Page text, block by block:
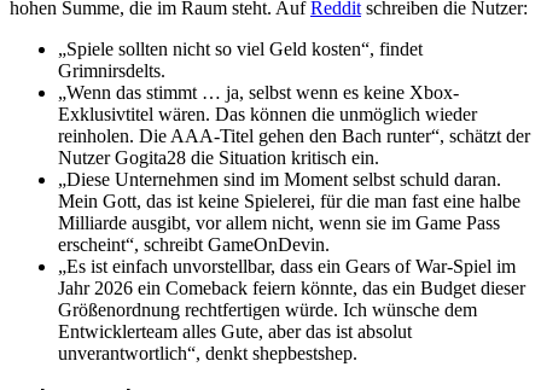
hohen Summe, die im Raum steht. AufReddit schreiben die Nutzer:
„Spiele sollten nicht so viel Geld kosten“, findet
Grimnirsdelts.
„Wenn das stimmt … ja, selbst wenn es keine Xbox-
Exklusivtitel wären. Das können die unmöglich wieder
reinholen. Die AAA-Titel gehen den Bach runter“, schätzt der
Nutzer Gogita28 die Situation kritisch ein.
„Diese Unternehmen sind im Moment selbst schuld daran.
Mein Gott, das ist keine Spielerei, für die man fast eine halbe
Milliarde ausgibt, vor allem nicht, wenn sie im Game Pass
erscheint“, schreibt GameOnDevin.
„Es ist einfach unvorstellbar, dass ein Gears of War-Spiel im
Jahr 2026 ein Comeback feiern könnte, das ein Budget dieser
Größenordnung rechtfertigen würde. Ich wünsche dem
Entwicklerteam alles Gute, aber das ist absolut
unverantwortlich“, denkt shepbestshep.